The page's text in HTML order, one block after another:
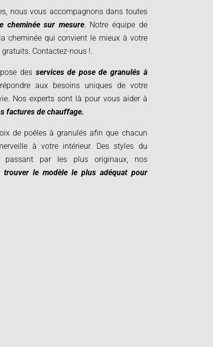
nous vous accompagnons dans toutes
cheminée sur mesure. Notre équipe de
cheminée qui convient le mieux à votre
gratuits. Contactez-nous !.
des services de pose de granulés à
aux besoins uniques de votre
Nos experts sont là pour vous aider à
factures de chauffage.
de poêles à granulés afin que chacun
à votre intérieur. Des styles du
passant par les plus originaux, nos
trouver le modèle le plus adéquat pour